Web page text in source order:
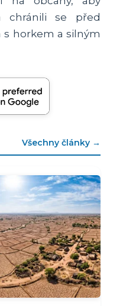
chránili se před
horkem a silným
Všechny články →